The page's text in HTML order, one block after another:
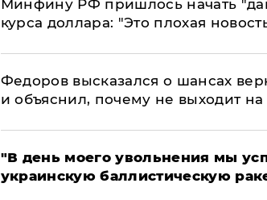
Минфину РФ пришлось начать
курса доллара: "Это плохая
Федоров высказался о шансах
и объяснил, почему не выходит на
​"В день моего увольнения мы
украинскую баллистическую